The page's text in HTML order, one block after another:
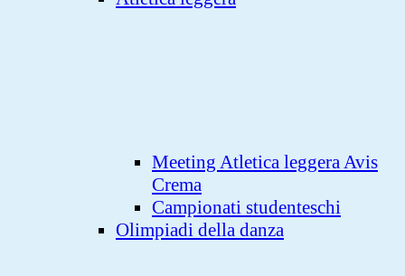
Meeting Atletica leggera Avis
Crema
Campionati studenteschi
Olimpiadi della danza